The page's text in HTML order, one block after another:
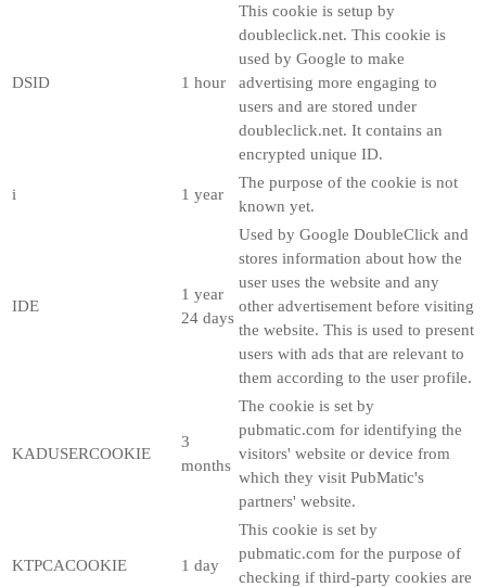
DSID 1 hour
This cookie is setup by
doubleclick.net. This cookie is
used by Google to make
advertising more engaging to
users and are stored under
doubleclick.net. It contains an
encrypted unique ID.
i 1 year
The purpose of the cookie is not
known yet.
IDE
1 year
24 days
Used by Google DoubleClick and
stores information about how the
user uses the website and any
other advertisement before visiting
the website. This is used to present
users with ads that are relevant to
them according to the user profile.
KADUSERCOOKIE
3
months
The cookie is set by
pubmatic.com for identifying the
visitors' website or device from
which they visit PubMatic's
partners' website.
KTPCACOOKIE 1 day
This cookie is set by
pubmatic.com for the purpose of
checking if third-party cookies are